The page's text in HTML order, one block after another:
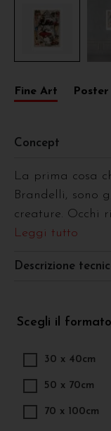
Fine Art Poster
Concept
La prima cosa
Brandelli, sono
creature. Occhi
Leggi tutto
Descrizione
Scegli il formato
30 x 40cm
50 x 70cm
70 x 100cm